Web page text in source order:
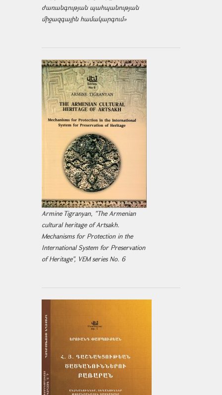
ժառանգության պահպանության
միջազ­գային համակարգում»
Armine Tigranyan, "The Armenian
cultural heritage of Artsakh.
Mechanisms for Protection in the
International System for Preservation
of Heritage", VEM series No. 6